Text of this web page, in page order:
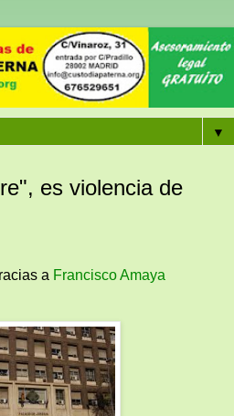
▼
es violencia de
a Francisco Amaya